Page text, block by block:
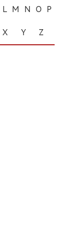
L M N O P
X Y Z